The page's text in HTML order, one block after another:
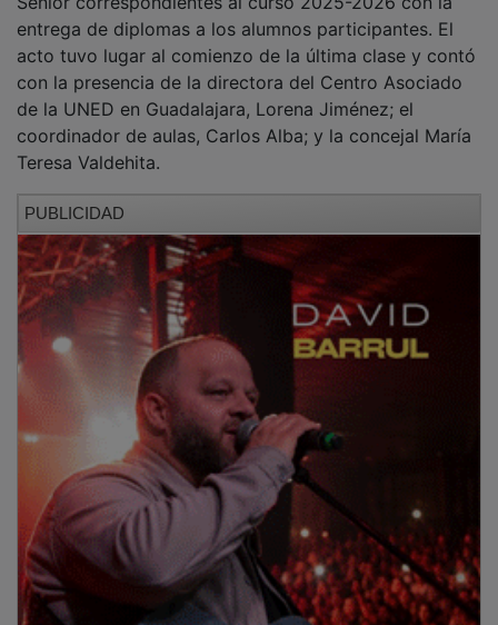
entrega de diplomas a los alumnos participantes. El
acto tuvo lugar al comienzo de la última clase y contó
con la presencia de la directora del Centro Asociado
de la UNED en Guadalajara, Lorena Jiménez; el
coordinador de aulas, Carlos Alba; y la concejal María
Teresa Valdehita.